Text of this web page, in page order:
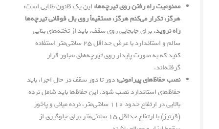
ممنوعیت راه رفتن روی تیرچه‌ها: این یک قانون طلایی است:
هرگز، تکرار می‌کنم هرگز، مستقیماً روی بال فوقانی تیرچه‌ها
راه نروید.برای جابجایی روی سقف، باید از تخته‌های بنایی
سالم و استاندارد با عرض حداقل ۲۵ سانتی‌متر استفاده
کنید که به صورت پایدار روی تیرچه‌های مجاور قرار
گرفته‌اند.
نصب حفاظ‌های پیرامونی:دور تا دور سقف در حال اجرا، باید
حفاظ‌های استاندارد نصب شود. این حفاظ‌ها باید شامل نرده
بالایی در ارتفاع حدود ۱۱۰ سانتی‌متر، نرده میانی و پاخور
(قرنیز) با ارتفاع حداقل ۱۵ سانتی‌متر برای جلوگیری از